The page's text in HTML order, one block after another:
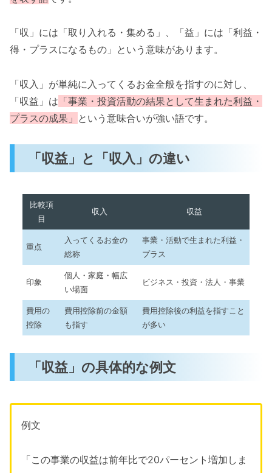
「収」には「取り入れる・集める」、「益」には「利益・
得・プラスになるもの」という意味があります。
「収入」が単純に入ってくるお金全般を指すのに対し、
「収益」は 「事業・投資活動の結果として生まれた利益・
プラスの成果」 という意味合いが強い語です。
「収益」と「収入」の違い
比較項
目
収入 収益
重点
入ってくるお金の
総称
事業・活動で生まれた利益・
プラス
印象
個人・家庭・幅広
い場面
ビジネス・投資・法人・事業
費用の
控除
費用控除前の金額
も指す
費用控除後の利益を指すこと
が多い
「収益」の具体的な例文
例文
「この事業の収益は前年比で20パーセント増加しま